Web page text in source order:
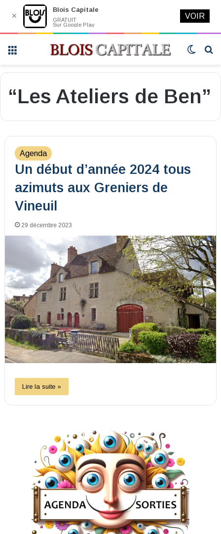
Switch
“Les Ateliers de Ben”
Agenda
Un début d’année 2024 tous
azimuts aux Greniers de
Vineuil
29 décembre 2023
Lire la suite »
✕
Blois Capitale
GRATUIT
Sur Google Play
VOIR